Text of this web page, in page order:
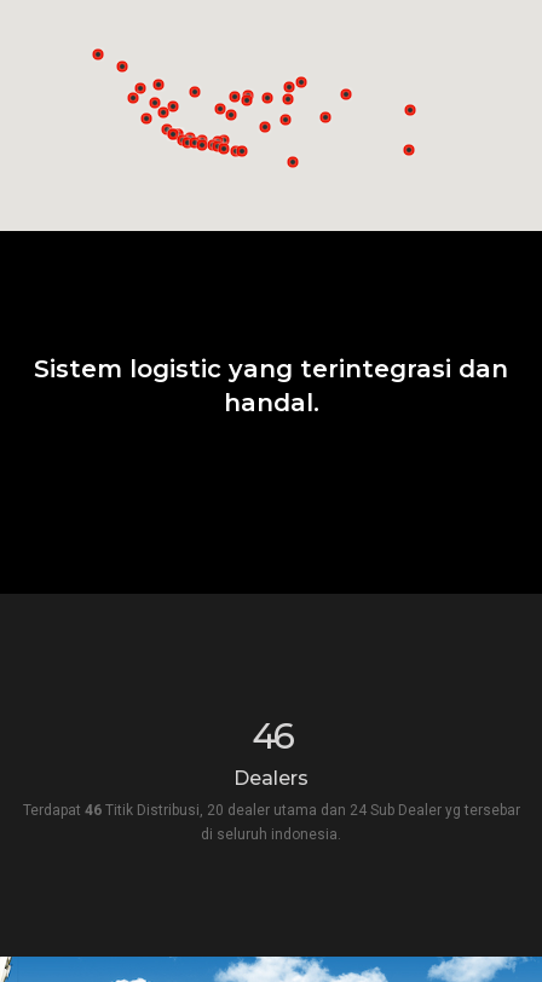
Sistem logistic yang terintegrasi dan
handal.
46
Dealers
Terdapat 46Titik Distribusi, 20 dealer utama dan 24 Sub Dealer yg tersebar
di seluruh indonesia.